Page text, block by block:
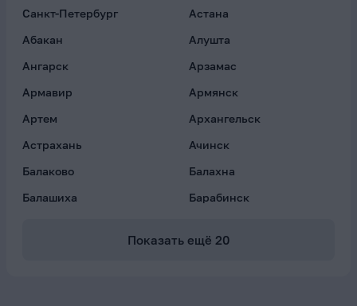
Санкт-Петербург
Астана
Абакан
Алушта
Ангарск
Арзамас
Армавир
Армянск
Артем
Архангельск
Астрахань
Ачинск
Балаково
Балахна
Балашиха
Барабинск
Показать ещё 20